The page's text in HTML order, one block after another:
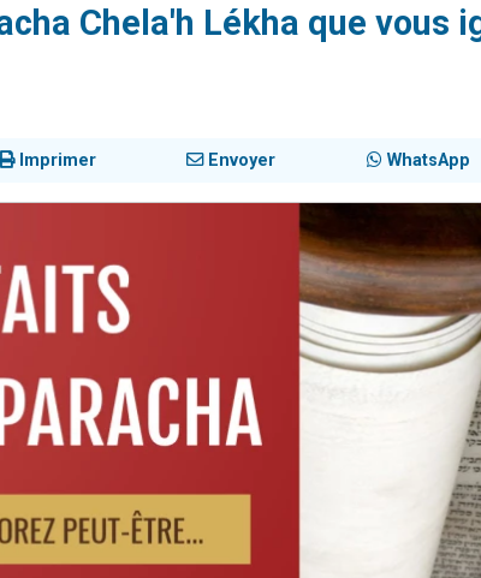
Chela'h Lékha que vous
Imprimer Envoyer WhatsApp